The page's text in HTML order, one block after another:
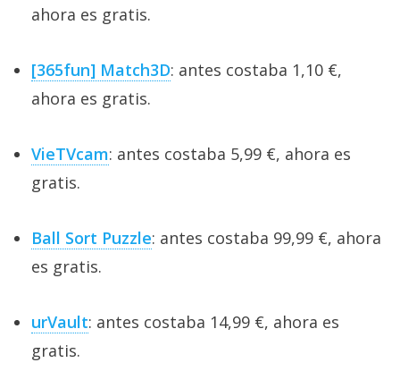
ahora es gratis.
[365fun] Match3D: antes costaba 1,10 €,
ahora es gratis.
VieTVcam: antes costaba 5,99 €, ahora es
gratis.
Ball Sort Puzzle: antes costaba 99,99 €, ahora
es gratis.
urVault: antes costaba 14,99 €, ahora es
gratis.